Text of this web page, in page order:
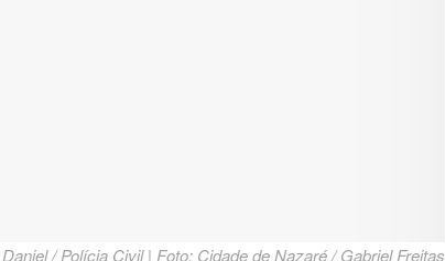
/ Polícia Civil | Foto: Cidade de Nazaré / Gabriel Freitas